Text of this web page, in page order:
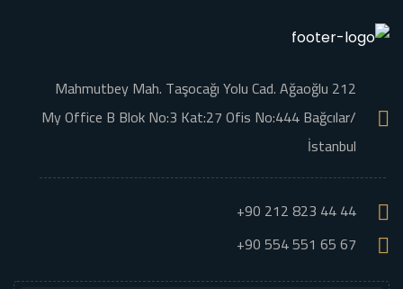
Mahmutbey Mah. Taşocağı Yolu Cad. Ağaoğlu 212
My Office B Blok No:3 Kat:27 Ofis No:444 Bağcılar/
İstanbul
+90 212 823 44 44
+90 554 551 65 67